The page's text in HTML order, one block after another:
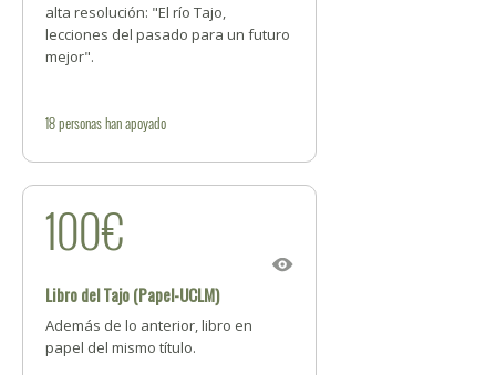
alta resolución: "El río Tajo,
lecciones del pasado para un futuro
mejor".
18personashan apoyado
100€
Libro del Tajo (Papel-UCLM)
Además de lo anterior, libro en
papel del mismo título.